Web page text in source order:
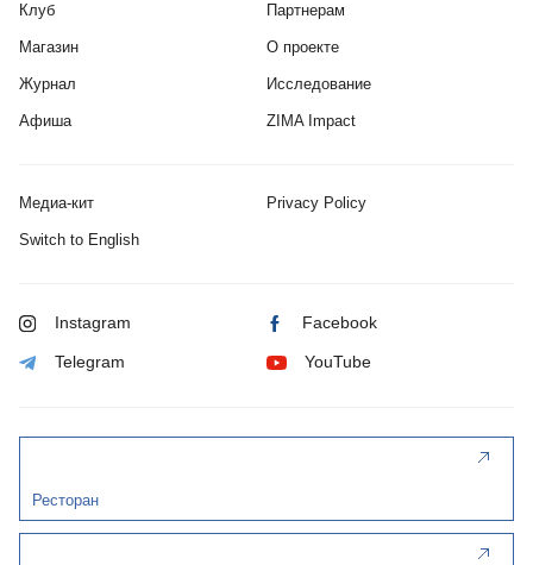
Клуб
Магазин
Журнал
Афиша
Партнерам
О проекте
Исследование
ZIMA Impact
Медиа-кит Privacy Policy
Switch to English
Instagram Facebook
Telegram YouTube
Ресторан